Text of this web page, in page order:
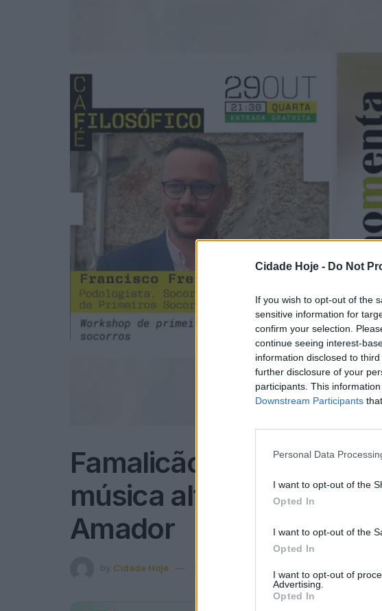
Cidade Hoje - Do Not
If you wish to opt-out of the
sensitive information for
confirm your selection.
continue seeing interest-
information disclosed to
further disclosure of your
participants. This
Downstream Participants
Personal Data
I want to opt-out of the
Opted In
I want to opt-out of the
Opted In
I want to opt-out of
Advertising.
Opted In
Famalicão: Café
música alternativa na
Amador
by Cidade Hoje